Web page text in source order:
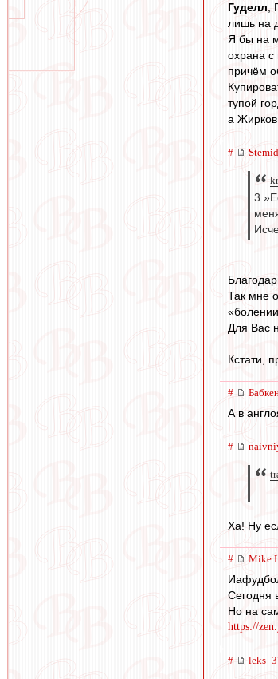
Гуделл,
лишь на
Я бы на
охрана с
причём
тупой
а
# Stemid
Так мне
Для Вас
Кстати,
#
А в
#
Ха! Ну
# Mike
Сегодня
Но на
https://
#